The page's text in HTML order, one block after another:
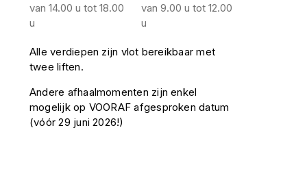
van 14.00 u tot 18.00
u
van 9.00 u tot 12.00
u
Alle verdiepen zijn vlot bereikbaar met
twee liften.
Andere afhaalmomenten zijn enkel
mogelijk op VOORAF afgesproken datum
(vóór 29 juni 2026!)